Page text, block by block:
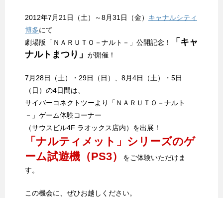
2012年7月21日（土）～8月31日（金） キャナルシティ
博多にて
劇場版「ＮＡＲＵＴＯ－ナルト－」公開記念！
「キャ
ナルトまつり」
が開催！
7月28日（土）・29日（日）、8月4日（土）・5日
（日）の4日間は、
サイバーコネクトツーより「ＮＡＲＵＴＯ－ナルト
－」ゲーム体験コーナー
（サウスビル4F ラオックス店内）を出展！
「ナルティメット」シリーズのゲ
ーム試遊機（PS3）
をご体験いただけま
す。
この機会に、ぜひお越しください。